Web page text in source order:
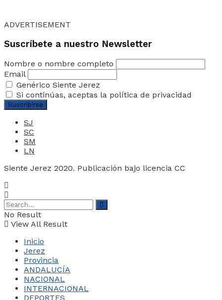
ADVERTISEMENT
Suscríbete a nuestro Newsletter
Nombre o nombre completo
Email
Genérico Siente Jerez
Si continúas, aceptas la política de privacidad
SJ
SC
SM
LN
Siente Jerez 2020. Publicación bajo licencia CC
No Result
View All Result
Inicio
Jerez
Provincia
ANDALUCÍA
NACIONAL
INTERNACIONAL
DEPORTES